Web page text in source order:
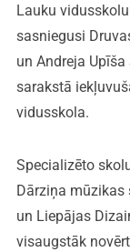
Lauku
sasniegusi
un Andreja
sarakstā
vidusskola.
Specializēto
Dārziņa mūzikas
un Liepājas
visaugstāk